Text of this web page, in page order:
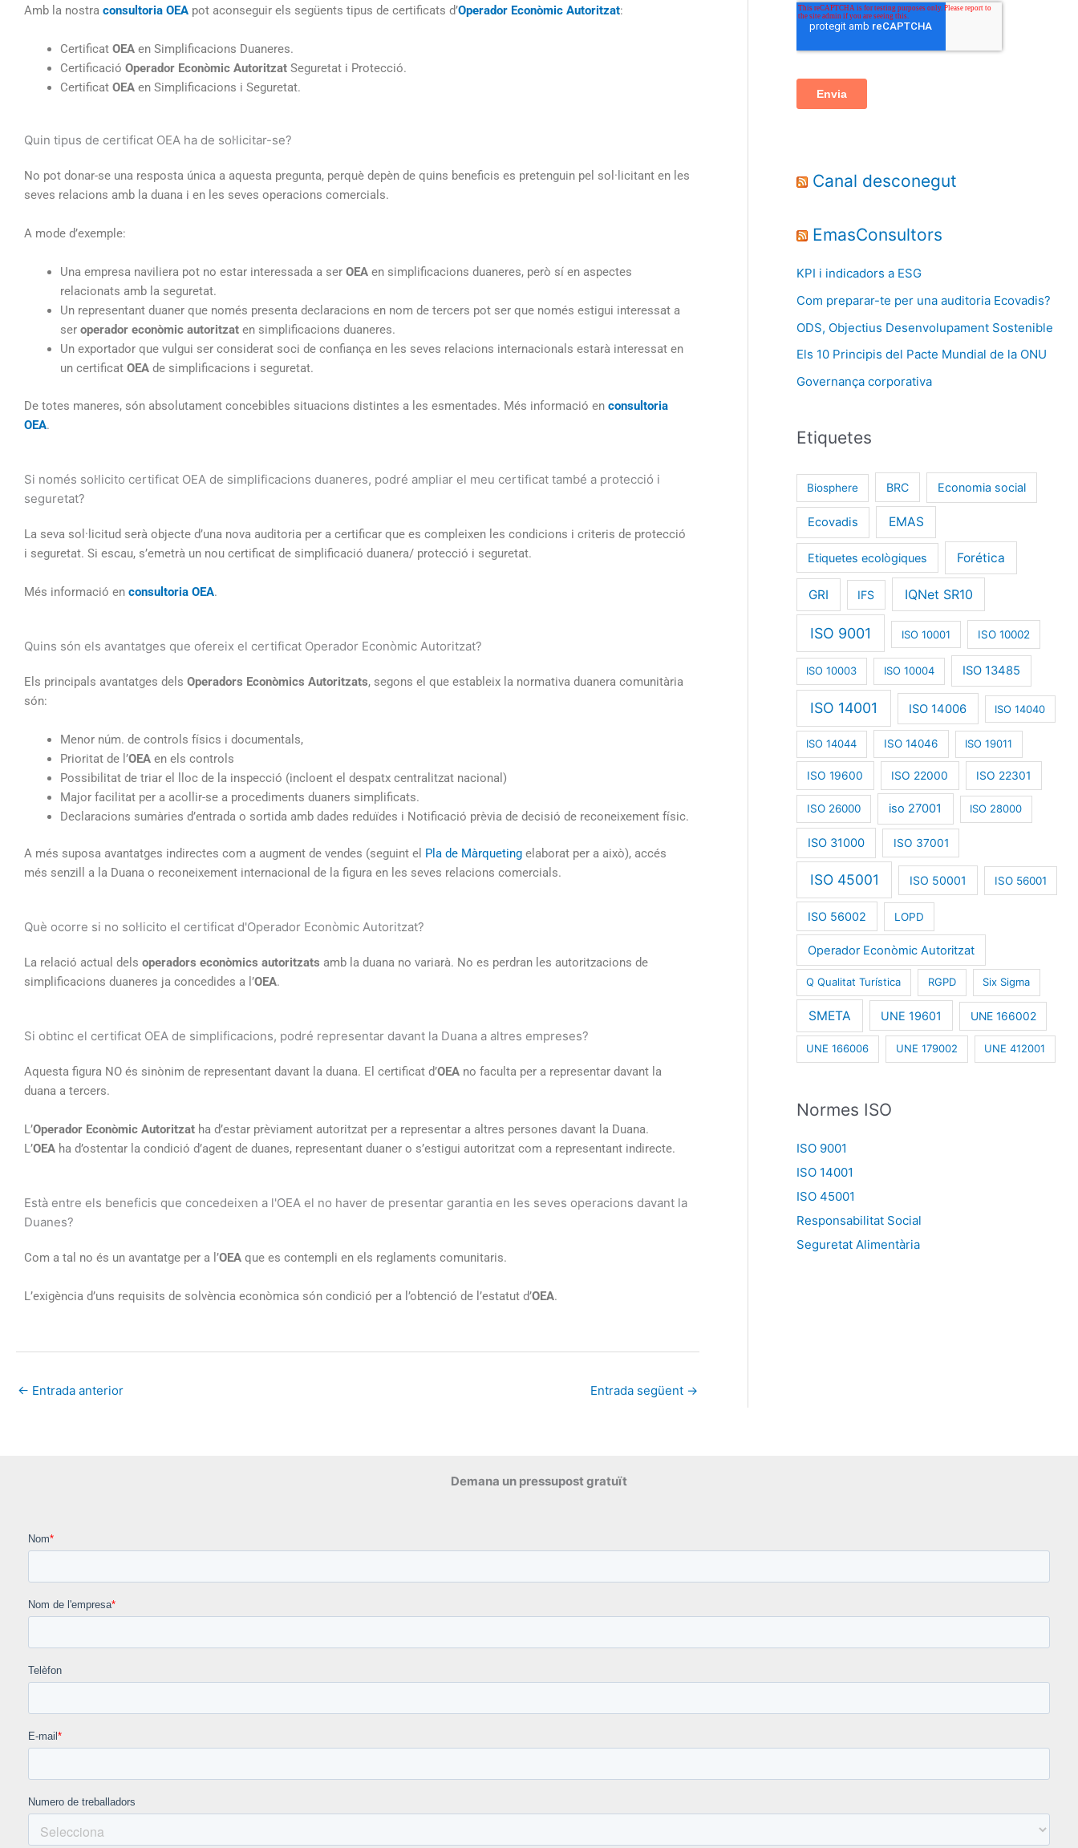
Amb la nostra consultoria OEA pot aconseguir els següents tipus de certificats d’Operador Econòmic Autoritzat:
Certificat OEA en Simplificacions Duaneres.
Certificació Operador Econòmic Autoritzat Seguretat i Protecció.
Certificat OEA en Simplificacions i Seguretat.
Quin tipus de certificat OEA ha de sol·licitar-se?
No pot donar-se una resposta única a aquesta pregunta, perquè depèn de quins beneficis es pretenguin pel sol·licitant en les
seves relacions amb la duana i en les seves operacions comercials.
A mode d’exemple:
Una empresa naviliera pot no estar interessada a ser OEA en simplificacions duaneres, però sí en aspectes
relacionats amb la seguretat.
Un representant duaner que només presenta declaracions en nom de tercers pot ser que només estigui interessat a
ser operador econòmic autoritzat en simplificacions duaneres.
Un exportador que vulgui ser considerat soci de confiança en les seves relacions internacionals estarà interessat en
un certificat OEA de simplificacions i seguretat.
De totes maneres, són absolutament concebibles situacions distintes a les esmentades. Més informació en consultoria
OEA.
Si només sol·licito certificat OEA de simplificacions duaneres, podré ampliar el meu certificat també a protecció i
seguretat?
La seva sol·licitud serà objecte d’una nova auditoria per a certificar que es compleixen les condicions i criteris de protecció
i seguretat. Si escau, s’emetrà un nou certificat de simplificació duanera/ protecció i seguretat.
Més informació en consultoria OEA.
Quins són els avantatges que ofereix el certificat Operador Econòmic Autoritzat?
Els principals avantatges dels Operadors Econòmics Autoritzats, segons el que estableix la normativa duanera comunitària
són:
Menor núm. de controls físics i documentals,
Prioritat de l’OEA en els controls
Possibilitat de triar el lloc de la inspecció (incloent el despatx centralitzat nacional)
Major facilitat per a acollir-se a procediments duaners simplificats.
Declaracions sumàries d’entrada o sortida amb dades reduïdes i Notificació prèvia de decisió de reconeixement físic.
A més suposa avantatges indirectes com a augment de vendes (seguint el Pla de Màrqueting elaborat per a això), accés
més senzill a la Duana o reconeixement internacional de la figura en les seves relacions comercials.
Què ocorre si no sol·licito el certificat d'Operador Econòmic Autoritzat?
La relació actual dels operadors econòmics autoritzats amb la duana no variarà. No es perdran les autoritzacions de
simplificacions duaneres ja concedides a l’OEA.
Si obtinc el certificat OEA de simplificacions, podré representar davant la Duana a altres empreses?
Aquesta figura NO és sinònim de representant davant la duana. El certificat d’OEA no faculta per a representar davant la
duana a tercers.
L’Operador Econòmic Autoritzat ha d’estar prèviament autoritzat per a representar a altres persones davant la Duana.
L’OEA ha d’ostentar la condició d’agent de duanes, representant duaner o s’estigui autoritzat com a representant indirecte.
Està entre els beneficis que concedeixen a l'OEA el no haver de presentar garantia en les seves operacions davant la
Duanes?
Com a tal no és un avantatge per a l’OEA que es contempli en els reglaments comunitaris.
L’exigència d’uns requisits de solvència econòmica són condició per a l’obtenció de l’estatut d’OEA.
← Entrada anterior Entrada següent →
Canal desconegut
EmasConsultors
KPI i indicadors a ESG
Com preparar-te per una auditoria Ecovadis?
ODS, Objectius Desenvolupament Sostenible
Els 10 Principis del Pacte Mundial de la ONU
Governança corporativa
Etiquetes
Biosphere BRC Economia social
Ecovadis EMAS
Etiquetes ecològiques Forética
GRI IFS IQNet SR10
ISO 9001 ISO 10001 ISO 10002
ISO 10003 ISO 10004 ISO 13485
ISO 14001 ISO 14006 ISO 14040
ISO 14044 ISO 14046 ISO 19011
ISO 19600 ISO 22000 ISO 22301
ISO 26000 iso 27001 ISO 28000
ISO 31000 ISO 37001
ISO 45001 ISO 50001 ISO 56001
ISO 56002 LOPD
Operador Econòmic Autoritzat
Q Qualitat Turística RGPD Six Sigma
SMETA UNE 19601 UNE 166002
UNE 166006 UNE 179002 UNE 412001
Normes ISO
ISO 9001
ISO 14001
ISO 45001
Responsabilitat Social
Seguretat Alimentària
Demana un pressupost gratuït